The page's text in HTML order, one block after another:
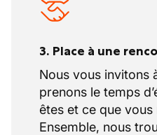
3. Place à une
Nous vous invitons
prenons le temps
êtes et ce que vous
Ensemble, nous